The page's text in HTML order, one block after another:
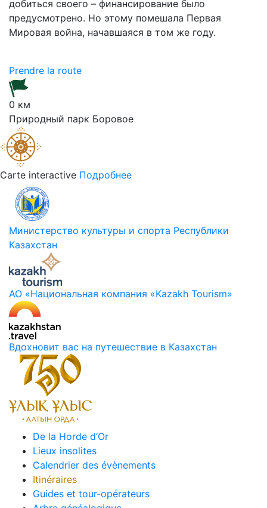
добиться своего – финансирование было
предусмотрено. Но этому помешала Первая
Мировая война, начавшаяся в том же году.
Prendre la route
0 км
Природный парк Боровое
Carte interactive Подробнее
Министерство культуры и спорта Республики
Казахстан
АО «Национальная компания «Kazakh Tourism»
Вдохновит вас на путешествие в Казахстан
De la Horde d’Or
Lieux insolites
Calendrier des évènements
Itinéraires
Guides et tour-opérateurs